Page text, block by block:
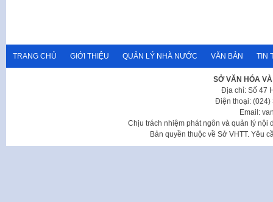
TRANG CHỦ GIỚI THIỆU QUẢN LÝ NHÀ NƯỚC VĂN BẢN TIN
SỞ VĂN HÓA
Địa chỉ: Số 47
Điện thoại: (024)
Email:
Chịu trách nhiệm phát ngôn và quản lý nội
Bản quyền thuộc về Sở VHTT. Yêu